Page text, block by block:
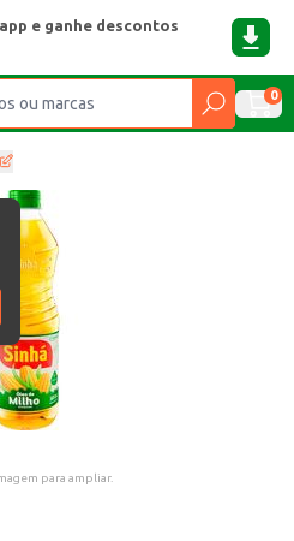
e ganhe descontos
0
para ampliar.